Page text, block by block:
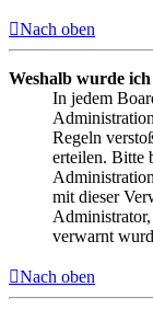
Nach oben
Weshalb wurde
In jedem
Regeln
erteilen. Bitte
mit dieser
verwarnt
Nach oben